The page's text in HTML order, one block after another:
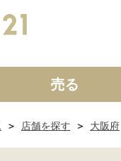
中古一戸建て
売る
店舗を探す 大阪府